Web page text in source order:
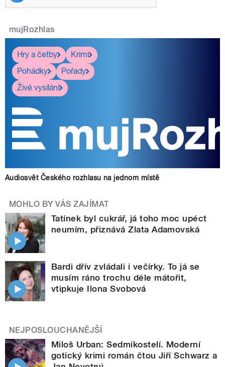
mujRozhlas
Hry a četby
Krimi
Pohádky
Pořady
Živé vysílání
Audiosvět Českého rozhlasu na jednom místě
MOHLO BY VÁS ZAJÍMAT
Tatínek byl cukrář, já toho moc upéct
neumím, přiznává Zlata Adamovská
Bardi dřív zvládali i večírky. To já se
musím ráno trochu déle mátořit,
vtipkuje Ilona Svobová
NEJPOSLOUCHANĚJŠÍ
Miloš Urban: Sedmikostelí. Moderní
gotický krimi román čtou Jiří Schwarz a